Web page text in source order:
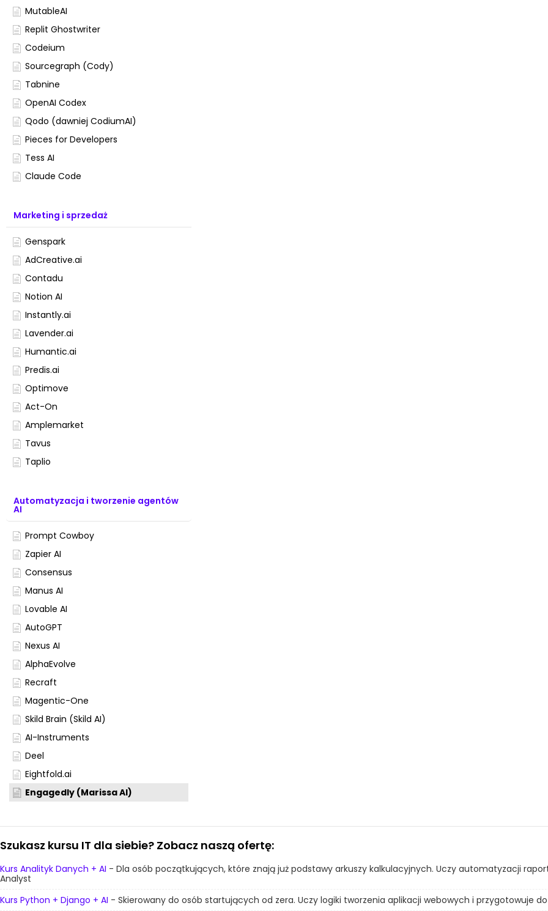
MutableAI
Replit Ghostwriter
Codeium
Sourcegraph (Cody)
Tabnine
OpenAI Codex
Qodo (dawniej CodiumAI)
Pieces for Developers
Tess AI
Claude Code
Marketing i sprzedaż
Genspark
AdCreative.ai
Contadu
Notion AI
Instantly.ai
Lavender.ai
Humantic.ai
Predis.ai
Optimove
Act-On
Amplemarket
Tavus
Taplio
Automatyzacja i tworzenie agentów
AI
Prompt Cowboy
Zapier AI
Consensus
Manus AI
Lovable AI
AutoGPT
Nexus AI
AlphaEvolve
Recraft
Magentic-One
Skild Brain (Skild AI)
AI-Instruments
Deel
Eightfold.ai
Engagedly (Marissa AI)
Szukasz kursu IT dla siebie? Zobacz naszą ofertę:
Kurs Analityk Danych + AI - Dla osób początkujących, które znają już podstawy arkuszy kalkulacyjnych. Uczy automatyzacji
Analyst
Kurs Python + Django + AI - Skierowany do osób startujących od zera. Uczy logiki tworzenia aplikacji webowych i przygotowuje